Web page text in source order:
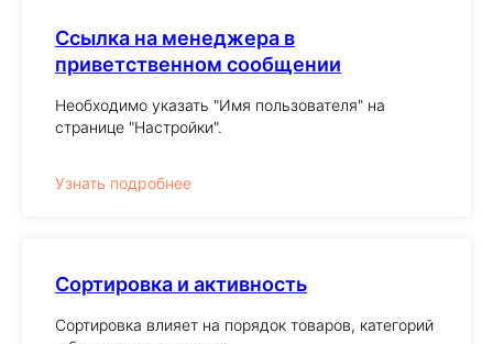
Ссылка на менеджера в
приветственном сообщении
Необходимо указать "Имя пользователя" на
странице "Настройки".
Узнать подробнее
Сортировка и активность
Сортировка влияет на порядок товаров, категорий